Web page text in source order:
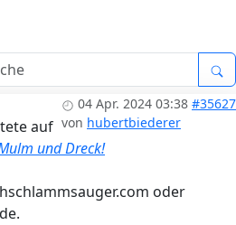
04 Apr. 2024 03:38 #35627
von hubertbiederer
auf
und Dreck!
oder